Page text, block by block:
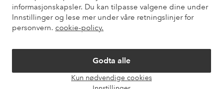
informasjonskapsler. Du kan tilpasse valgene dine under
Innstillinger og lese mer under våre retningslinjer for
personvern. cookie-policy.
Godta alle
Kun nødvendige cookies